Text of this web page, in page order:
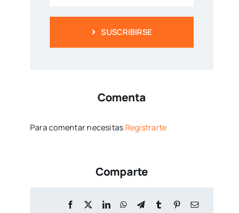
SUSCRIBIRSE
Comenta
Para comentar necesitas Registrarte
Comparte